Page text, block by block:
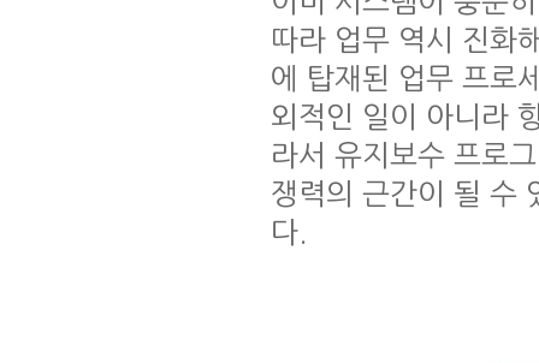
따라 업무 역시 진화
에 탑재된 업무 프로
외적인 일이 아니라
라서 유지보수 프로
쟁력의 근간이 될 수
다.